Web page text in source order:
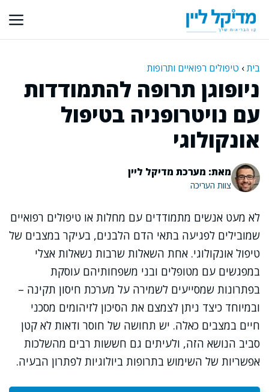
לתוכן
בית› טיפולים רפואיים ותרופות
ניופוגן תרופה להתמודדות
עם נויטרופניה בטיפול
אונקולוגי
מאת: מערכת מדיקל ליין
צוות העריכה
לא מעט אנשים מתמודדים עם מחלות או טיפולים רפואיים
שמובילים לפגיעה בתאי הדם הלבנים, בעיקר במצבים של
טיפול אונקולוגי. אחת השאלות שרבות נשאלות אצלי
במפגשים עם מטופלים ובני משפחותיהם עוסקת
בפתרונות שמסייעים לשמירה על מערכת חיסון תקינה –
ובמיוחד כיצד ניתן לצמצם את הסיכון לזיהומים מסכני
חיים במצבים כאלה. יש תחושה של חוסר ודאות לא קטן
סביב הנושא הזה, ולעיתים גם חששות רבים מהשלכות
אפשריות של השימוש בתרופות ביולוגיות לפתרון הבעיה.